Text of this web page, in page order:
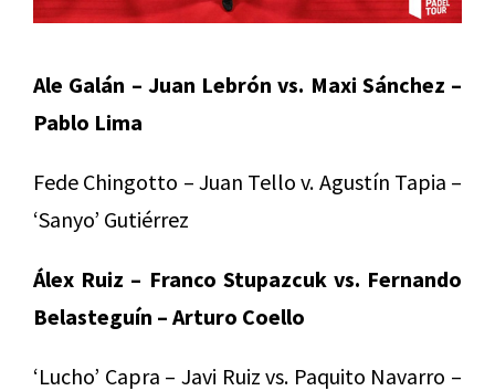
Ale Galán – Juan Lebrón vs. Maxi Sánchez –
Pablo Lima
Fede Chingotto – Juan Tello v. Agustín Tapia –
‘Sanyo’ Gutiérrez
Álex Ruiz – Franco Stupazcuk vs. Fernando
Belasteguín – Arturo Coello
‘Lucho’ Capra – Javi Ruiz vs. Paquito Navarro –